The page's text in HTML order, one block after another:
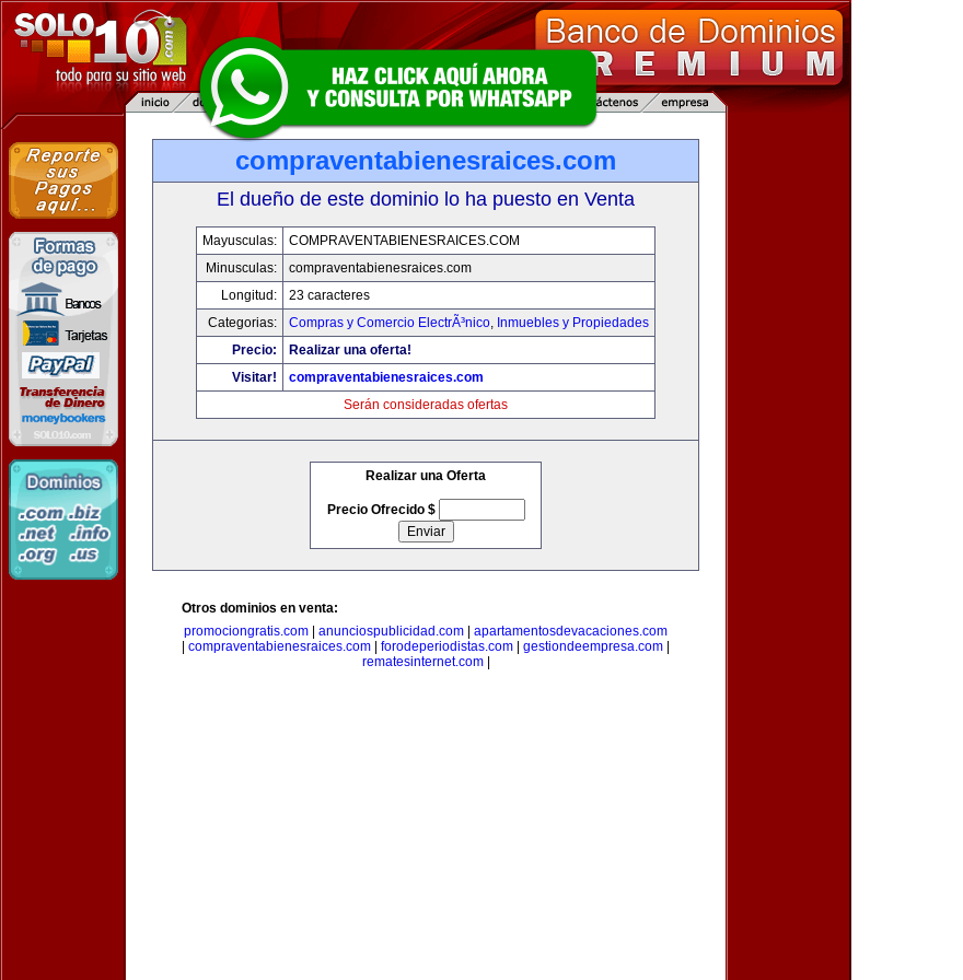
compraventabienesraices.com
El dueño de este dominio lo ha puesto en Venta
Mayusculas:
COMPRAVENTABIENESRAICES.COM
Minusculas:
compraventabienesraices.com
Longitud:
23 caracteres
Categorias:
Compras y Comercio ElectrÃ³nico, Inmuebles y Propiedades
Precio:
Realizar una oferta!
Visitar!
compraventabienesraices.com
Serán consideradas ofertas
Realizar una Oferta
Precio Ofrecido $
Otros dominios en venta:
promociongratis.com
anunciospublicidad.com
apartamentosdevacaciones.com
compraventabienesraices.com forodeperiodistas.com gestiondeempresa.com
rematesinternet.com|